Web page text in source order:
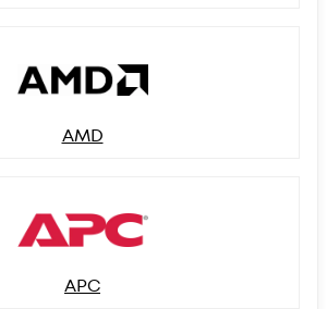
AMD
APC